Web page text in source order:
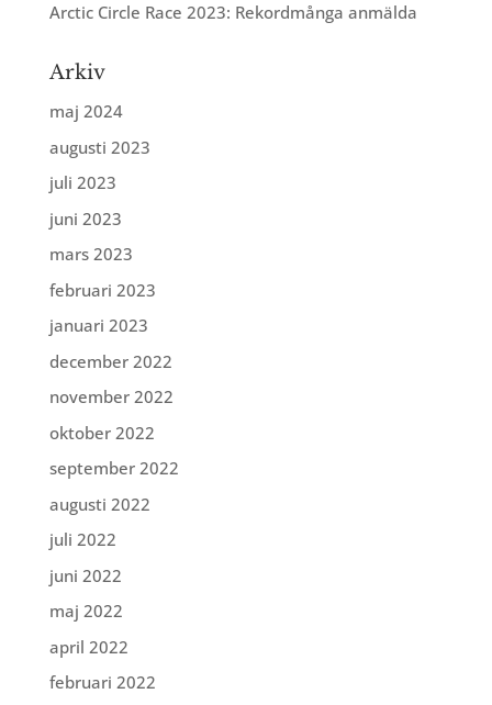
Arctic Circle Race 2023: Rekordmånga anmälda
Arkiv
maj 2024
augusti 2023
juli 2023
juni 2023
mars 2023
februari 2023
januari 2023
december 2022
november 2022
oktober 2022
september 2022
augusti 2022
juli 2022
juni 2022
maj 2022
april 2022
februari 2022